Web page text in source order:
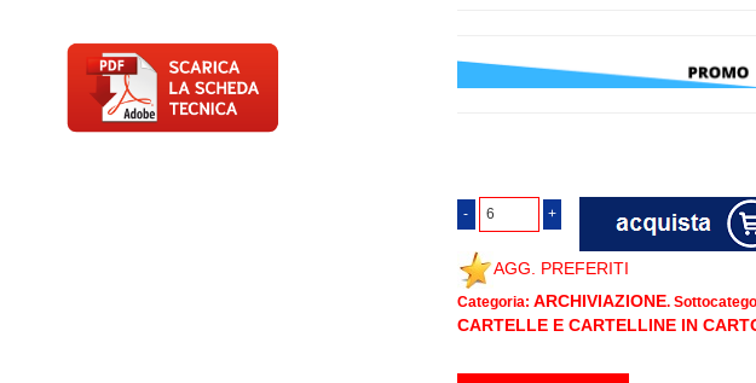
AGG. PREFERITI
Categoria: ARCHIVIAZIONE.
CARTELLE E CARTELLINE IN